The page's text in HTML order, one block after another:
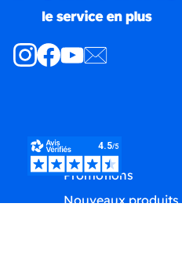
Produits
Promotions
Nouveaux produits